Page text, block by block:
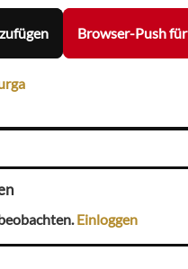
Browser-Push
Einloggen